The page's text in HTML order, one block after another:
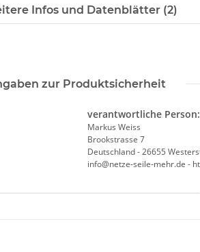
Infos und Datenblätter (2)
zur Produktsicherheit
verantwortliche Person:
Markus Weiss
Brookstrasse 7
Deutschland - 26655
info@netze-seile-mehr.de -